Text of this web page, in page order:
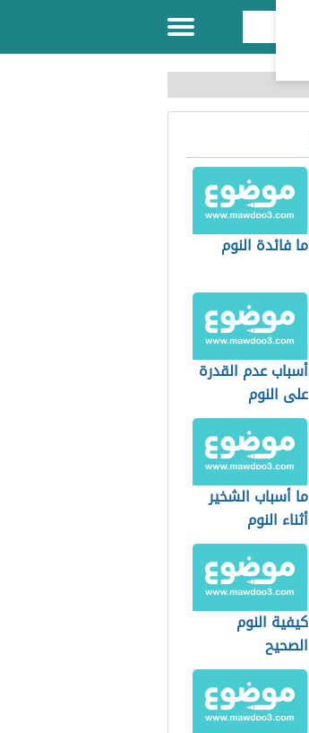
ما فائدة النوم
أسباب عدم القدرة
على النوم
ما أسباب الشخير
أثناء النوم
كيفية النوم
الصحيح